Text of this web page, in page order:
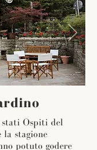
Ospiti del
stagione
potuto godere